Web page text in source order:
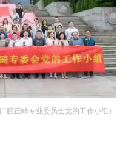
腔正畸专业委员会党的工作小组）